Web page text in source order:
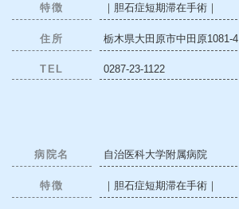
特徴 ｜胆石症短期滞在手術｜
住所 栃木県大田原市中田原1081-4
TEL 0287-23-1122
病院名 自治医科大学附属病院
特徴 ｜胆石症短期滞在手術｜